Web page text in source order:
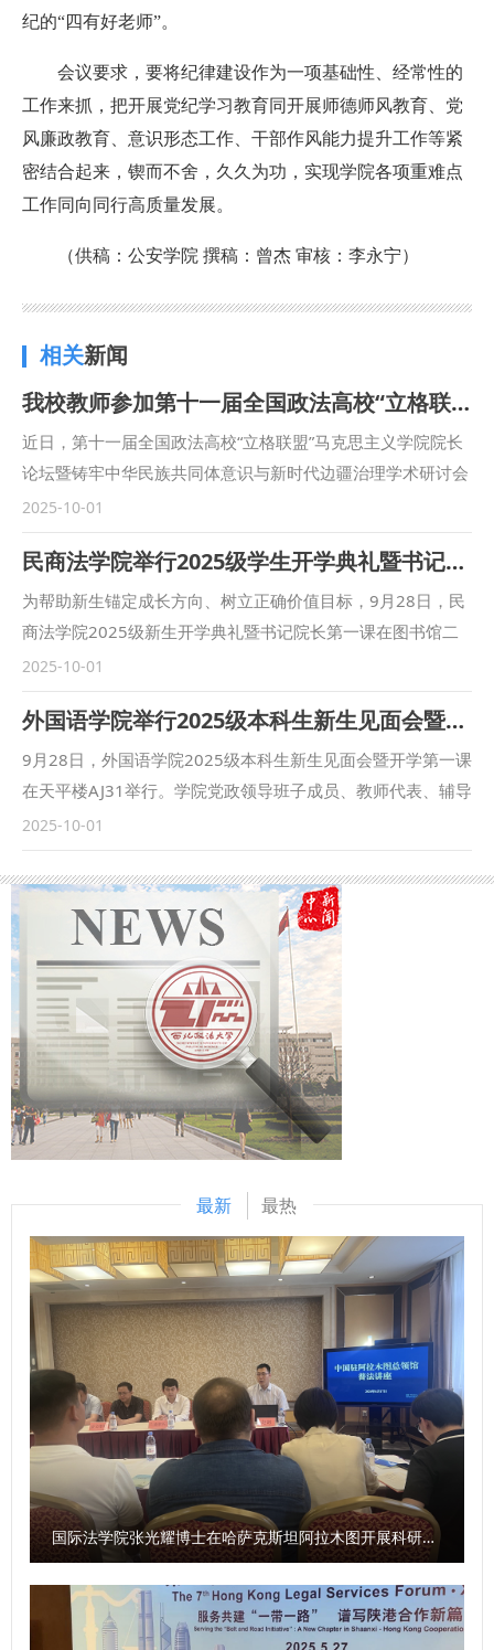
纪的“四有好老师”。
会议要求，要将纪律建设作为一项基础性、经常性的
工作来抓，把开展党纪学习教育同开展师德师风教育、党
风廉政教育、意识形态工作、干部作风能力提升工作等紧
密结合起来，锲而不舍，久久为功，实现学院各项重难点
工作同向同行高质量发展。
（供稿：公安学院 撰稿：曾杰 审核：李永宁）
相关新闻
我校教师参加第十一届全国政法高校“立格联盟”马克思主义学院院长论坛暨铸牢中华民族共同体意识与新时代边疆治理学术研讨会
近日，第十一届全国政法高校“立格联盟”马克思主义学院院长
论坛暨铸牢中华民族共同体意识与新时代边疆治理学术研讨会
在新疆政法学院举行。我校马克思主义学院副院长鲁洋、院长
助理赵琳、闫欢应邀参会。 在论坛主旨发言环节，鲁洋作题
为“‘四个与共’与铸牢中华民族共同体意识”的发言。在平行论坛
发言环节，赵琳作题为“一核两融·三维协同：西北政法大学思
政课教学高质量发展的实践探索”的发言。鲁洋还参加了“立格
联盟”高校院长与组团式对口援助新疆政法学院马克思主义学
院院长联席会议。 本次立格联盟院长论坛的举办恰逢庆祝新
疆维吾尔自治区成立70周年之际，论坛紧紧聚焦铸牢中华民族
共同体意识和新时代边疆治理，是高校人文社会科学研究围绕
党在新时代中心工作的体现，为进一步贯彻落实新时代治疆方
2025-10-01
民商法学院举行2025级学生开学典礼暨书记院长第一课
为帮助新生锚定成长方向、树立正确价值目标，9月28日，民
商法学院2025级新生开学典礼暨书记院长第一课在图书馆二
楼满天星报告厅举行。民商法学院党委书记朱茂、院长程淑娟
等党政领导、行政干部、辅导员及2025级全体本科生、二学
位学生参加活动，活动由学院副院长凤建军主持。 在庄严肃
穆的国歌声中，本次典礼正式拉开了序幕。 朱茂为2025级全
体新生讲授了“书记第一课”。他表示，学校红色基因浓厚，法
学特色鲜明，建校以来为国家和社会培养了大量人才。同时，
他还对同学们提出三点希望：一是深植红色根脉，以忠诚铸魂
立心，在延安精神滋养中，忠诚于对马克思主义的信仰和对法
治中国的坚守；二是精研法治真义，以德法兼修立身，既要钻
进法典条文穷究其理，又要躬身实践体悟“奉法图强”的重量；
三是勇担时代使命，以实干笃行立业，通过社会实践、专业见
习、实习等各项校内外活动锤炼本领，投身基层社会治理。最
后他鼓励同学们以校史为鉴、以使命为帆，让青春在法治中国
建设的实践中绽放光彩，成长为堪当民族复兴重任的法治新
人。 程淑娟为2025级全体新生讲授了“院长第一课”。她对
2025级新生的到来表示热烈欢迎，并介绍了学院的学科优
势、师资力量及多元培养模式等基本情况，最后对同学们提出
了三点要求：一是厚植家国情怀，牢记责任使命，将个人发展
与时代进程紧密联系，为建设法治中国贡献力量；二是以专业
学习为中心，全面提升自身素养，优先夯实专业基础，在学习
之余锻炼综合能力；三是塑造完善人格，争做全面发展优秀人
才，用积极思维应对问题，在实践中增长才干，她希望同学们
保持对生活的热爱与对法律信念的坚守，秉持善良正直，以不
断求索、勇攀高峰的精神，在民商法学院筑就青春梦想。 学
院教学秘书章思悦为新生讲授了学院人才培养方案与教学管理
制度等内容。在校生代表2023级本科生王思涵和新生代表
2025级本科生肖子正进行了发言。 此次2025级新生开学典礼
暨院长书记第一课的举办，为2025级新同学点亮了大学征程
的灯塔。希望新生们以开学第一课为序章，筑牢信仰之基，锤
炼过硬本领，在民商法学院扬起理想风帆，全力谱写为法治中
国建设贡献力量的青春答卷。 （供稿：民商法学院 撰稿：张
智超 审核：朱茂）
2025-10-01
外国语学院举行2025级本科生新生见面会暨开学第一课
9月28日，外国语学院2025级本科生新生见面会暨开学第一课
在天平楼AJ31举行。学院党政领导班子成员、教师代表、辅导
员以及全体2025级本科新生参加了本次活动。活动由学院党
委副书记、副院长刘瑾主持。 学院党委书记杨华以“承红色基
因，扬时代新风”为题，为全体新生讲授开学第一课。他详细
介绍了学校的校史校情及学院发展，要求新生们要以外语为桥
梁，让中国声音响彻世界；以法律为坚守，让专业能力成为报
国利器；以品德为底色，让人格光芒超越技术逻辑；以奋斗为
笔墨，将青春足迹深深印刻在祖国大地；以校训为指引，
将“强国有我”融入行动自觉。 院长窦坤为新生送上寄语，鼓励
大家争做“扎实的学习者” “有心的观察者” “勇敢的探索者”。她
表示，新生正处于从“英语学习者迈向“语言传播者”的起步阶
段，希望大家在课堂、社团活动与专业竞赛中收获成长，将青
春理想融入“用英语讲好中国法治故事” 的使命中。 副院长陈河
围绕专业人才培养方案、专业实习实训、毕业生就业等方面详
细进行了介绍。教师代表郭静媛以“融通、探索、成长”三个关
键词向新生分享了专业学习的方法。在校生代表党子裕同学结
合课程学习、社会实践、与专业实习等方面分享了自己的成长
经历。2025级新生代表宋琪表示将牢记师长期许、学长嘱
托，在未来的学习生活中追求卓越、不负韶华。 （供稿：外
国语学院 撰稿：崔玮 审核：杨华）
2025-10-01
最新 最热
国际法学院张光耀博士在哈萨克斯坦阿拉木图开展科研与社会服务活动